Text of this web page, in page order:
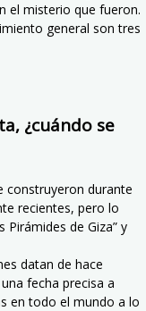
el misterio que fueron.
general son tres
¿cuándo se
construyeron durante
recientes, pero lo
Pirámides de Giza” y
datan de hace
fecha precisa a
en todo el mundo a lo